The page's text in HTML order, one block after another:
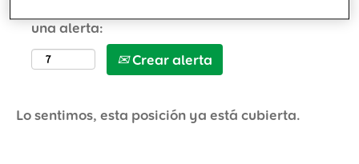
una alerta:
Crear alerta
Lo sentimos, esta posición ya está cubierta.